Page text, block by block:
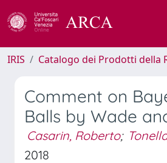
IRIS Catalogo dei Prodotti della
Comment on
Balls by Wade
Casarin, Roberto;
2018